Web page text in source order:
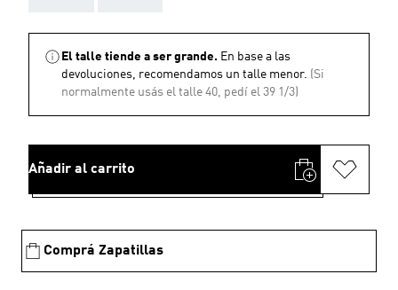
El talle tiende a ser grande. En base a las
devoluciones, recomendamos un talle menor. (Si
normalmente usás el talle 40, pedí el 39 1/3)
Añadir al carrito
Comprá Zapatillas